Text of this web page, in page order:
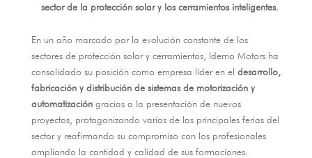
sector de la protección solar y los cerramientos inteligentes.
En un año marcado por la evolución constante de los
sectores de protección solar y cerramientos, Idemo Motors ha
consolidado su posición como empresa líder en el desarrollo,
fabricación y distribución de sistemas de motorización y
automatización gracias a la presentación de nuevos
proyectos, protagonizando varias de las principales ferias del
sector y reafirmando su compromiso con los profesionales
ampliando la cantidad y calidad de sus formaciones.